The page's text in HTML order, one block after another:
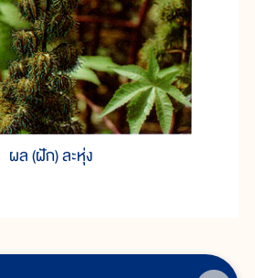
ผล (ฝัก) ละหุ่ง